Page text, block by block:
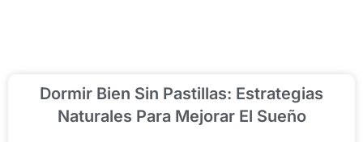
Dormir Bien Sin Pastillas: Estrategias
Naturales Para Mejorar El Sueño